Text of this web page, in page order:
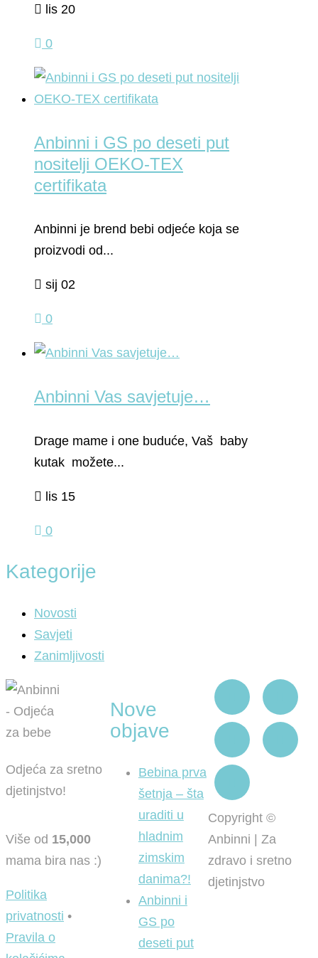
lis 20
0
Anbinni i GS po deseti put
nositelji OEKO-TEX
certifikata
Anbinni je brend bebi odjeće koja se
proizvodi od...
sij 02
0
Anbinni Vas savjetuje…
Drage mame i one buduće, Vaš baby
kutak možete...
lis 15
0
Kategorije
Novosti
Savjeti
Zanimljivosti
Odjeća za sretno
djetinjstvo!
Više od 15,000
mama bira nas :)
Politika
privatnosti •
Pravila o
Nove
objave
Bebina prva
šetnja – šta
uraditi u
hladnim
zimskim
danima?!
Anbinni i
GS po
deseti put
Copyright ©
Anbinni | Za
zdravo i sretno
djetinjstvo